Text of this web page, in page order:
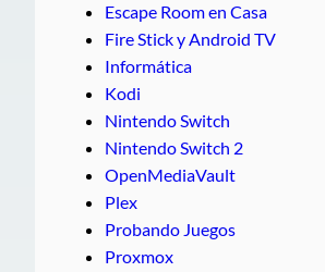
Escape Room en Casa
Fire Stick y Android TV
Informática
Kodi
Nintendo Switch
Nintendo Switch 2
OpenMediaVault
Plex
Probando Juegos
Proxmox